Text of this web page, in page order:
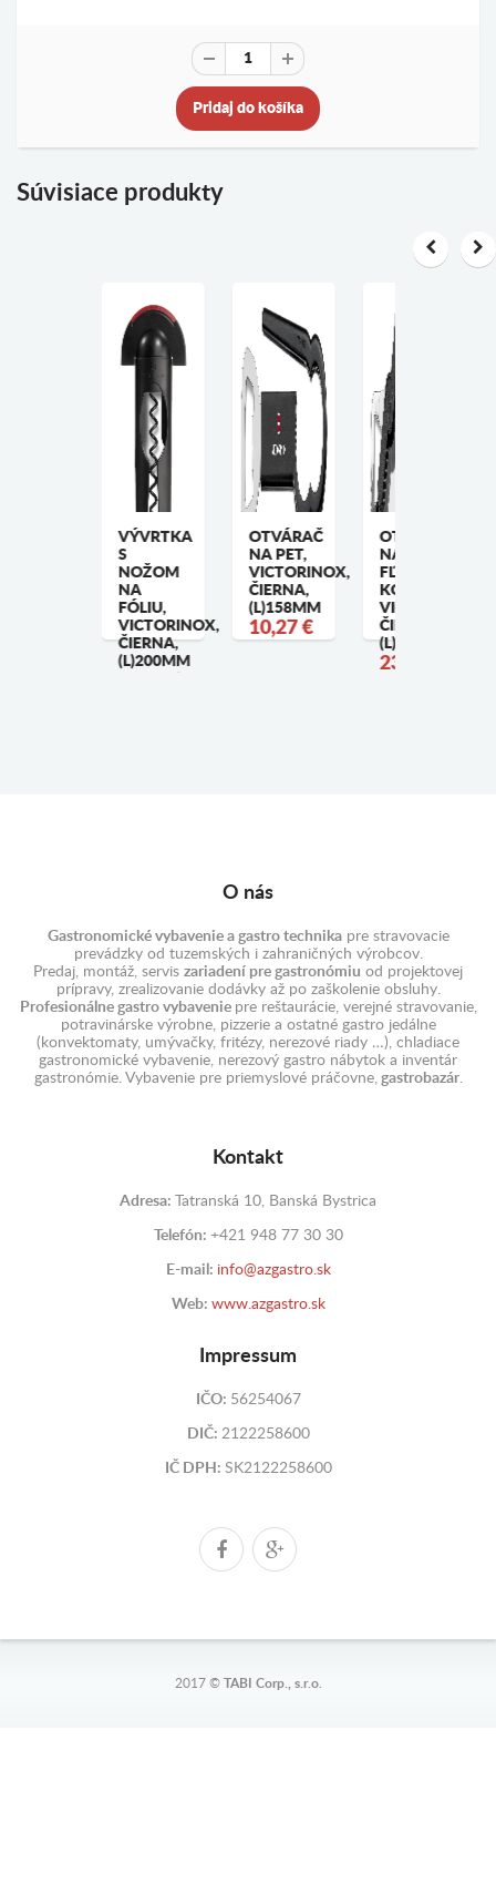
Pridaj do košíka
Súvisiace produkty
VÝVRTKA
S
NOŽOM
NA
FÓLIU,
VICTORINOX,
ČIERNA,
(L)200MM
OTVÁRAČ
NA PET,
VICTORINOX,
ČIERNA,
(L)158MM
10,27 €
OTVÁRAČ
NA
FĽAŠE A
KONZERVY,
VICTORINOX,
ČIERNA,
(L)178MM
23,37 €
O nás
Gastronomické vybavenie a gastro technikapre stravovacie
prevádzky od tuzemských i zahraničných výrobcov.
Predaj, montáž, servis zariadení pre gastronómiu od projektovej
prípravy, zrealizovanie dodávky až po zaškolenie obsluhy.
Profesionálne gastro vybavenie pre reštaurácie, verejné stravovanie,
potravinárske výrobne, pizzerie a ostatné gastro jedálne
(konvektomaty, umývačky, fritézy, nerezové riady …), chladiace
gastronomické vybavenie, nerezový gastro nábytok a inventár
gastronómie. Vybavenie pre priemyslové práčovne,gastrobazár.
Kontakt
Adresa: Tatranská 10, Banská Bystrica
Telefón: +421 948 77 30 30
E-mail: info@azgastro.sk
Web: www.azgastro.sk
Impressum
IČO: 56254067
DIČ: 2122258600
IČ DPH: SK2122258600
2017 © TABI Corp., s.r.o.